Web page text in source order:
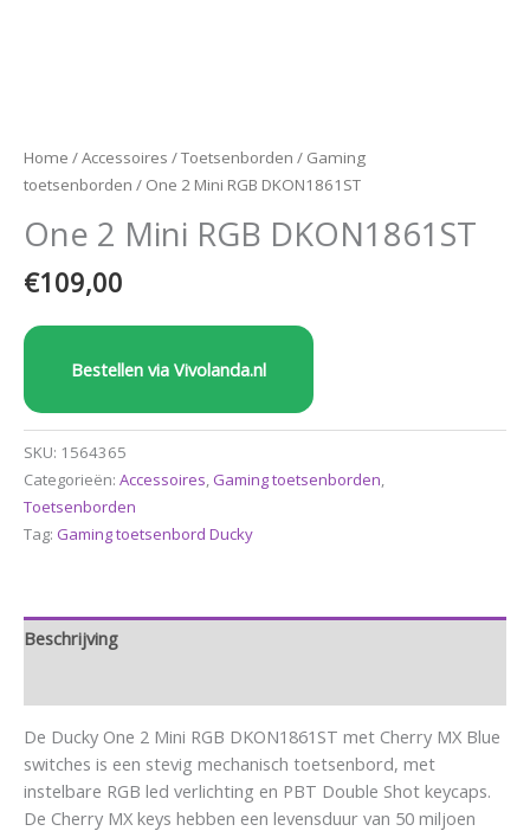
Home /Accessoires /Toetsenborden / Gaming
toetsenborden / One 2 Mini RGB DKON1861ST
One 2 Mini RGB DKON1861ST
€109,00
Bestellen via Vivolanda.nl
SKU: 1564365
Categorieën: Accessoires, Gaming toetsenborden,
Toetsenborden
Tag: Gaming toetsenbord Ducky
Beschrijving
De Ducky One 2 Mini RGB DKON1861ST met Cherry MX Blue
switches is een stevig mechanisch toetsenbord, met
instelbare RGB led verlichting en PBT Double Shot keycaps.
De Cherry MX keys hebben een levensduur van 50 miljoen